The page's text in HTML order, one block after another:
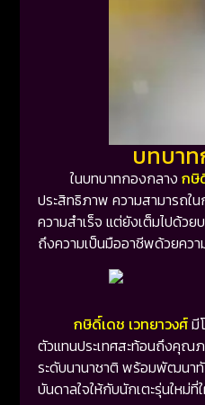
บทบาท
ในบทบาทกองกลาง กษิ
ประสิทธิภาพ ความสามารถใ
ความสำเร็จ แต่ยังเต็มไปด้ว
ถึงความเป็นมืออาชีพด้วยคว
กษิดิ์เดช เวทยาวงศ์มี
ตัวแทนประเทศสะท้อนถึงคุณ
ระดับนานาชาติ พร้อมพัฒนาทั
บันดาลใจให้กับนักเตะรุ่นใหม่